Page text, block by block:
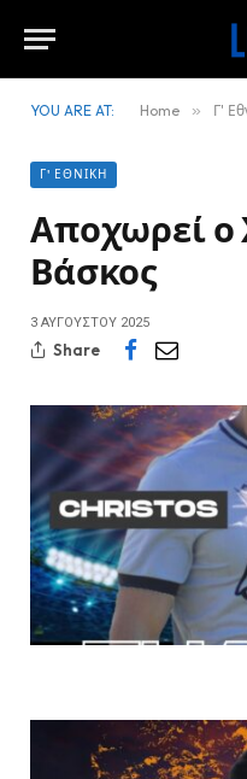
YOU ARE AT: Home » Γ'
Γ' ΕΘΝΙΚΉ
Αποχωρεί ο
Βάσκος
3 ΑΥΓΟΎΣΤΟΥ 2025
Share